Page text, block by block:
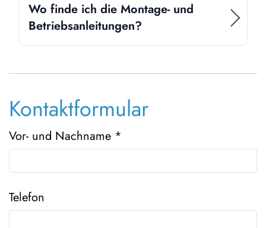
Wo finde ich die Montage- und
Betriebsanleitungen?
Kontaktformular
Vor- und Nachname *
Telefon